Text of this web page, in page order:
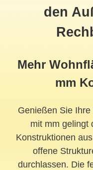
den
Mehr
mm
Genießen Sie
mit mm gelingt
Konstruktionen
offene
durchlassen. Die